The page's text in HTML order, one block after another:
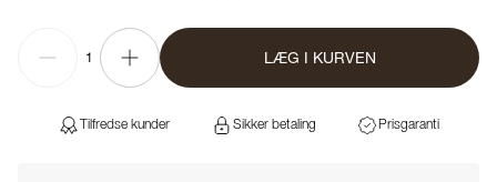
1 LÆG I KURVEN
Tilfredse kunder Sikker betaling Prisgaranti